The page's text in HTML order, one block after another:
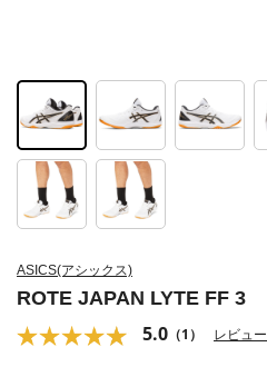
ASICS(アシックス)
ROTE JAPAN LYTE FF 3
5.0 （1） レビュ